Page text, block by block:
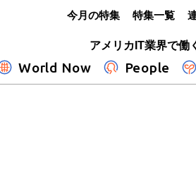
アメリカIT業界で働
World Now People
今月の特集 特集一覧